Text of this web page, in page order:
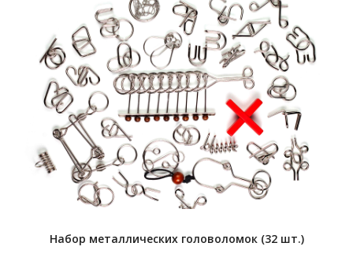
Набор металлических головоломок (32 шт.)